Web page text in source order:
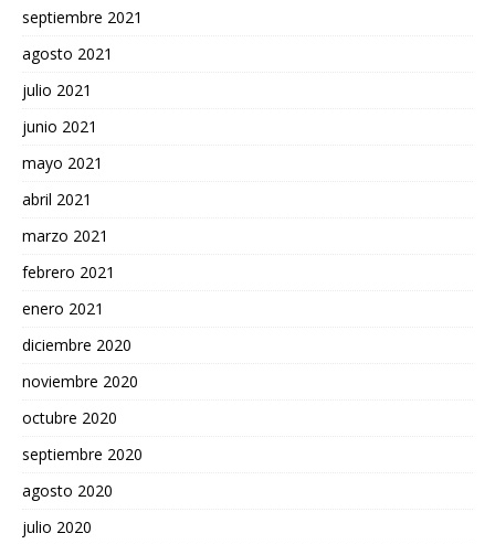
septiembre 2021
agosto 2021
julio 2021
junio 2021
mayo 2021
abril 2021
marzo 2021
febrero 2021
enero 2021
diciembre 2020
noviembre 2020
octubre 2020
septiembre 2020
agosto 2020
julio 2020